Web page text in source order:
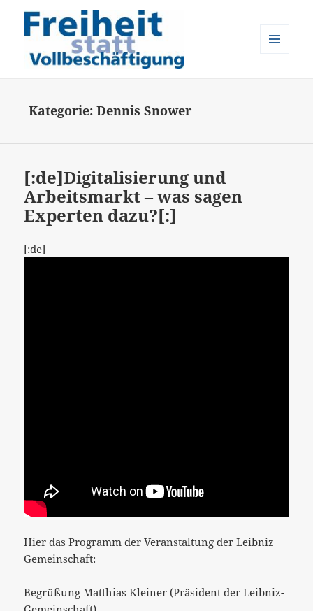
Kategorie:Dennis Snower
[:de]Digitalisierung und
Arbeitsmarkt – was sagen
Experten dazu?[:]
[:de]
Hier dasProgramm der Veranstaltung der Leibniz
Gemeinschaft:
Begrüßung Matthias Kleiner (Präsident der Leibniz-